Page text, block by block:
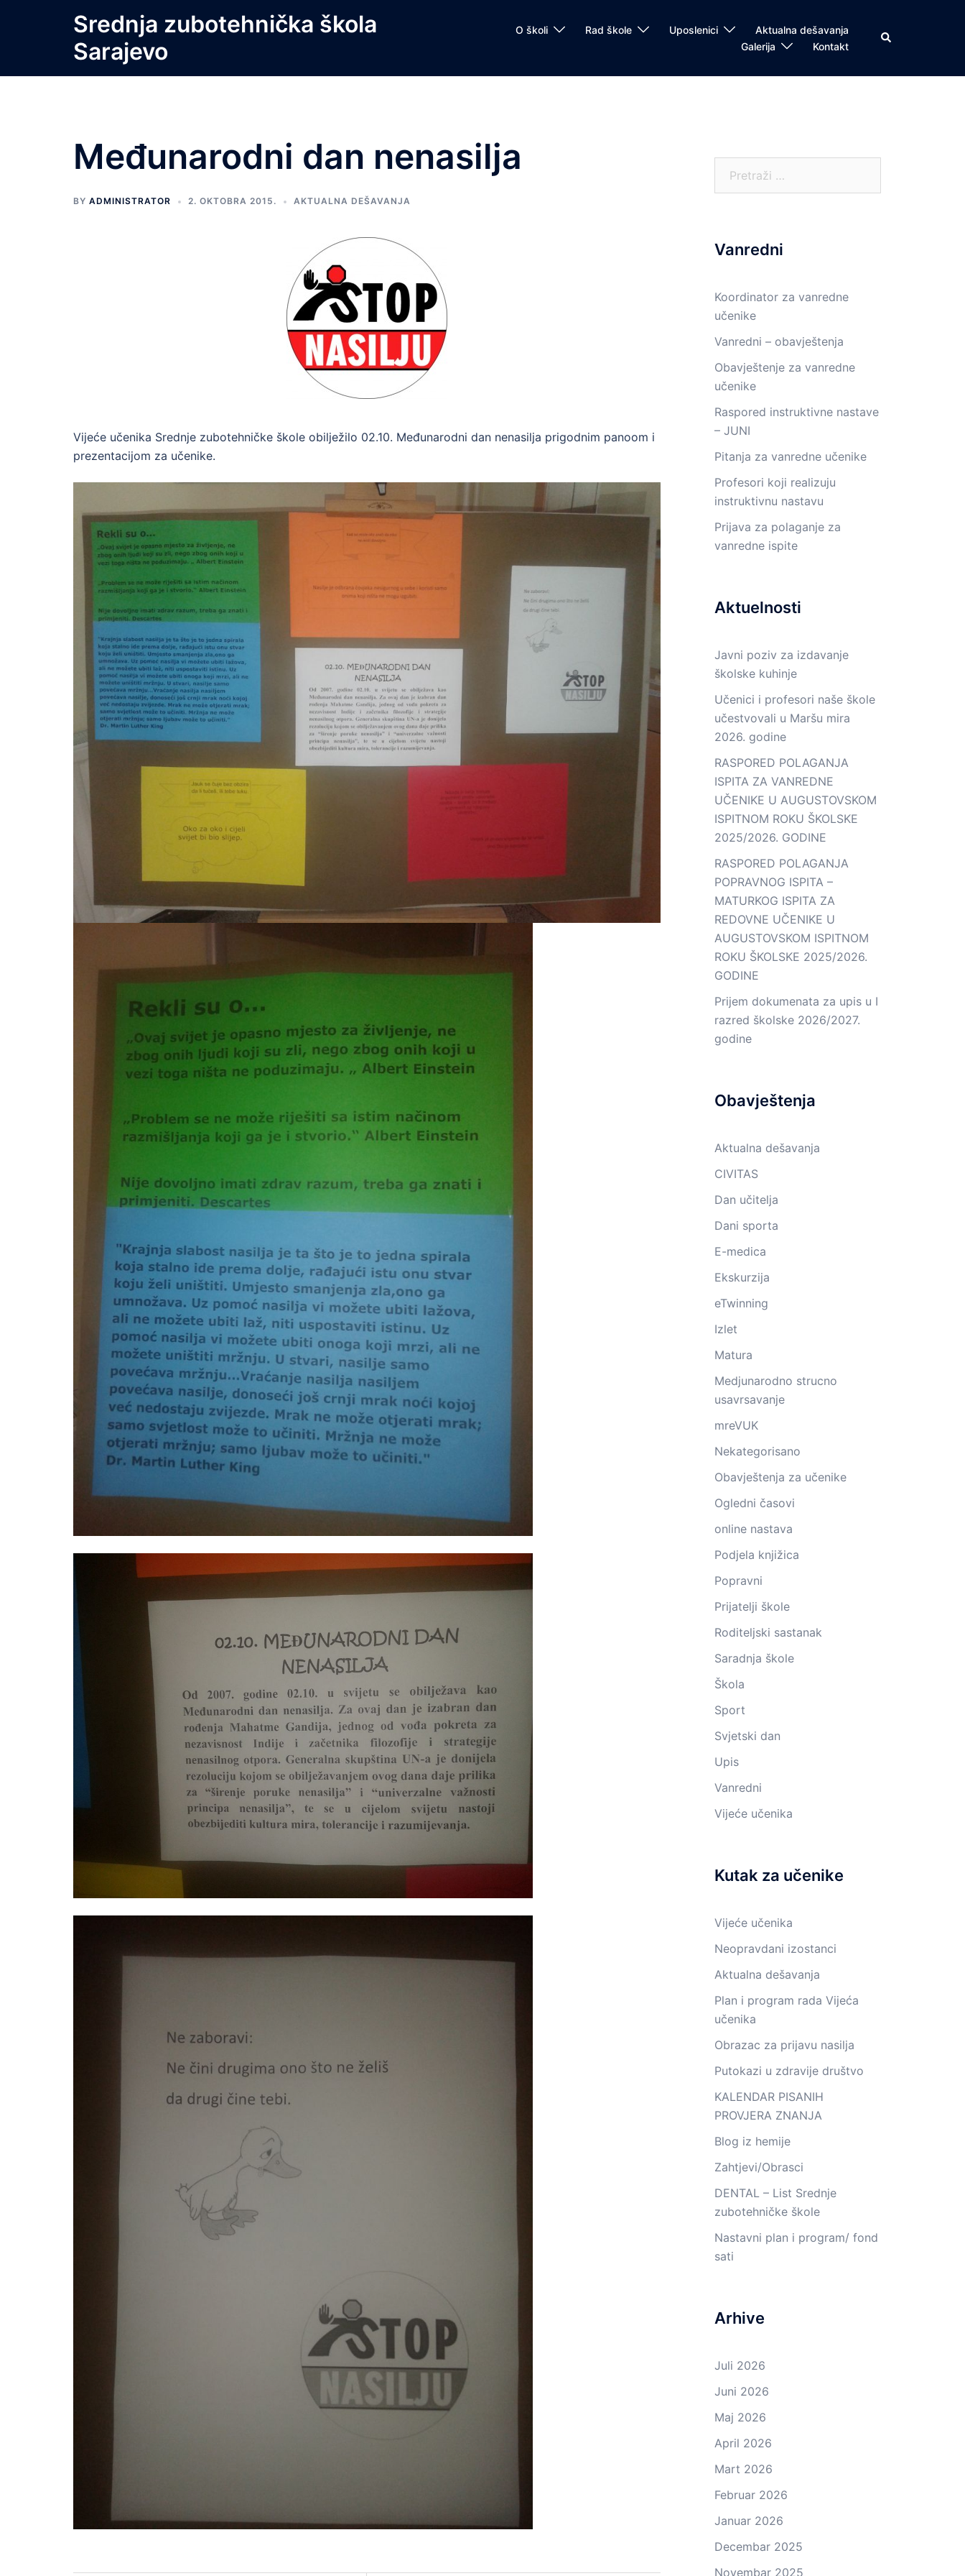
Srednja zubotehnička škola
Sarajevo
O školi Rad škole Uposlenici
Aktualna dešavanja
Galerija
Kontakt
Search
Međunarodni dan nenasilja
BY ADMINISTRATOR 2. OKTOBRA 2015. AKTUALNA DEŠAVANJA
Vijeće učenika Srednje zubotehničke škole obilježilo 02.10. Međunarodni dan nenasilja prigodnim panoom i
prezentacijom za učenike.
Vanredni
Koordinator za vanredne
učenike
Vanredni – obavještenja
Obavještenje za vanredne
učenike
Raspored instruktivne nastave
– JUNI
Pitanja za vanredne učenike
Profesori koji realizuju
instruktivnu nastavu
Prijava za polaganje za
vanredne ispite
Aktuelnosti
Javni poziv za izdavanje
školske kuhinje
Učenici i profesori naše škole
učestvovali u Maršu mira
2026. godine
RASPORED POLAGANJA
ISPITA ZA VANREDNE
UČENIKE U AUGUSTOVSKOM
ISPITNOM ROKU ŠKOLSKE
2025/2026. GODINE
RASPORED POLAGANJA
POPRAVNOG ISPITA –
MATURKOG ISPITA ZA
REDOVNE UČENIKE U
AUGUSTOVSKOM ISPITNOM
ROKU ŠKOLSKE 2025/2026.
GODINE
Prijem dokumenata za upis u I
razred školske 2026/2027.
godine
Obavještenja
Aktualna dešavanja
CIVITAS
Dan učitelja
Dani sporta
E-medica
Ekskurzija
eTwinning
Izlet
Matura
Medjunarodno strucno
usavrsavanje
mreVUK
Nekategorisano
Obavještenja za učenike
Ogledni časovi
online nastava
Podjela knjižica
Popravni
Prijatelji škole
Roditeljski sastanak
Saradnja škole
Škola
Sport
Svjetski dan
Upis
Vanredni
Vijeće učenika
Kutak za učenike
Vijeće učenika
Neopravdani izostanci
Aktualna dešavanja
Plan i program rada Vijeća
učenika
Obrazac za prijavu nasilja
Putokazi u zdravije društvo
KALENDAR PISANIH
PROVJERA ZNANJA
Blog iz hemije
Zahtjevi/Obrasci
DENTAL – List Srednje
zubotehničke škole
Nastavni plan i program/ fond
sati
Arhive
Juli 2026
Juni 2026
Maj 2026
April 2026
Mart 2026
Februar 2026
Januar 2026
Decembar 2025
Novembar 2025